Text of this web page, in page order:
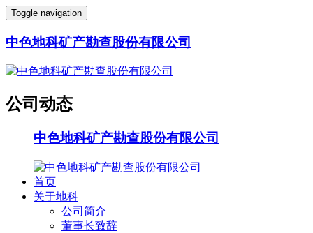
Toggle navigation
中色地科矿产勘查股份有限公司
公司动态
中色地科矿产勘查股份有限公司
首页
关于地科
公司简介
董事长致辞